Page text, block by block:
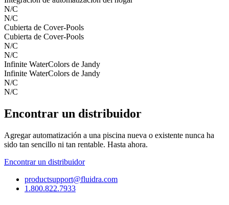
N/C
N/C
Cubierta de Cover-Pools
Cubierta de Cover-Pools
N/C
N/C
Infinite WaterColors de Jandy
Infinite WaterColors de Jandy
N/C
N/C
Encontrar un distribuidor
Agregar automatización a una piscina nueva o existente nunca ha
sido tan sencillo ni tan rentable. Hasta ahora.
Encontrar un distribuidor
productsupport@fluidra.com
1.800.822.7933